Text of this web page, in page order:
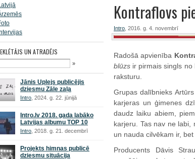
UN ATRADĒJS
»
Jānis Uplejs publicējis
dziesmu Zāle zaļa
Intro , 2024. g. 22. jūnijā
Intro.lv 2018. gada labāko
Latvijas albumu TOP 10
Intro , 2018. g. 21. decembrī
Projekts himnas publicē
dziesmu situācija
Kontraflovs
Intro , 2016. g. 4. novembrī
Radošā apvienība
blūzs ir pirmais singls
raksturu.
Grupas dalībnieks
karjeras un ģimenes
daudz laiku abiem,
karjeru. Tas nav ne labi,
un nauda cilvēkam ir,
Producents Dāvis